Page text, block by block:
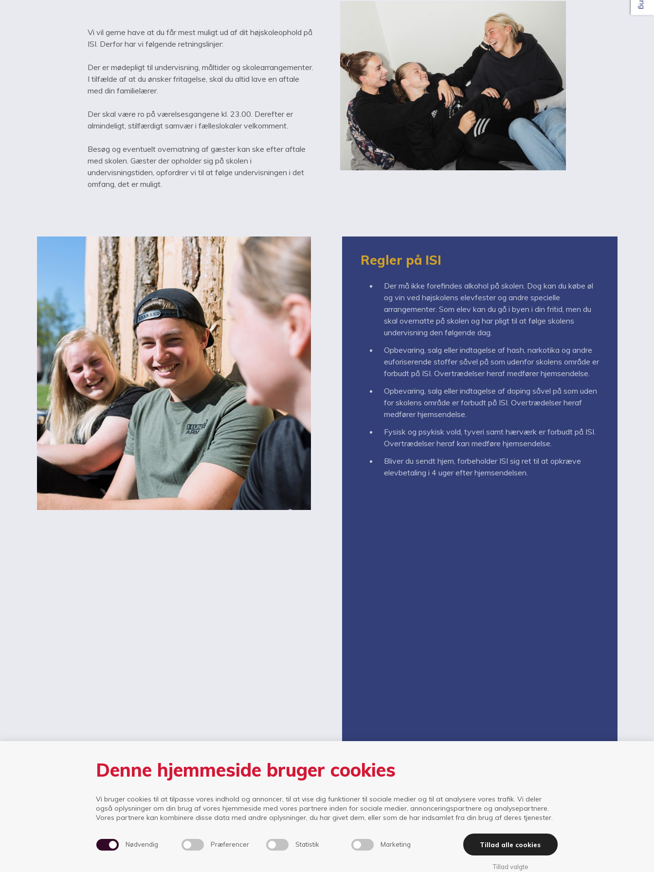
Denne hjemmeside bruger cookies
Vi bruger cookies til at tilpasse vores indhold og annoncer, til at vise dig funktioner til sociale medier og til at analysere vores trafik. Vi deler
også oplysninger om din brug af vores hjemmeside med vores partnere inden for sociale medier, annonceringspartnere og analysepartnere.
Vores partnere kan kombinere disse data med andre oplysninger, du har givet dem, eller som de har indsamlet fra din brug af deres tjenester.
Nødvendig Præferencer Statistik Marketing
Tillad valgte
Tillad alle cookies
Vi vil gerne have at du får mest muligt ud af dit højskoleophold på
ISI. Derfor har vi følgende retningslinjer:
Der er mødepligt til undervisning, måltider og skolearrangementer.
I tilfælde af at du ønsker fritagelse, skal du altid lave en aftale
med din familielærer.
Der skal være ro på værelsesgangene kl. 23.00. Derefter er
almindeligt, stilfærdigt samvær i fælleslokaler velkomment.
Besøg og eventuelt overnatning af gæster kan ske efter aftale
med skolen. Gæster der opholder sig på skolen i
undervisningstiden, opfordrer vi til at følge undervisningen i det
omfang, det er muligt.
Regler på ISI
Der må ikke forefindes alkohol på skolen. Dog kan du købe øl
og vin ved højskolens elevfester og andre specielle
arrangementer. Som elev kan du gå i byen i din fritid, men du
skal overnatte på skolen og har pligt til at følge skolens
undervisning den følgende dag.
Opbevaring, salg eller indtagelse af hash, narkotika og andre
euforiserende stoffer såvel på som udenfor skolens område er
forbudt på ISI. Overtrædelser heraf medfører hjemsendelse.
Opbevaring, salg eller indtagelse af doping såvel på som uden
for skolens område er forbudt på ISI. Overtrædelser heraf
medfører hjemsendelse.
Fysisk og psykisk vold, tyveri samt hærværk er forbudt på ISI.
Overtrædelser heraf kan medføre hjemsendelse.
Bliver du sendt hjem, forbeholder ISI sig ret til at opkræve
elevbetaling i 4 uger efter hjemsendelsen.